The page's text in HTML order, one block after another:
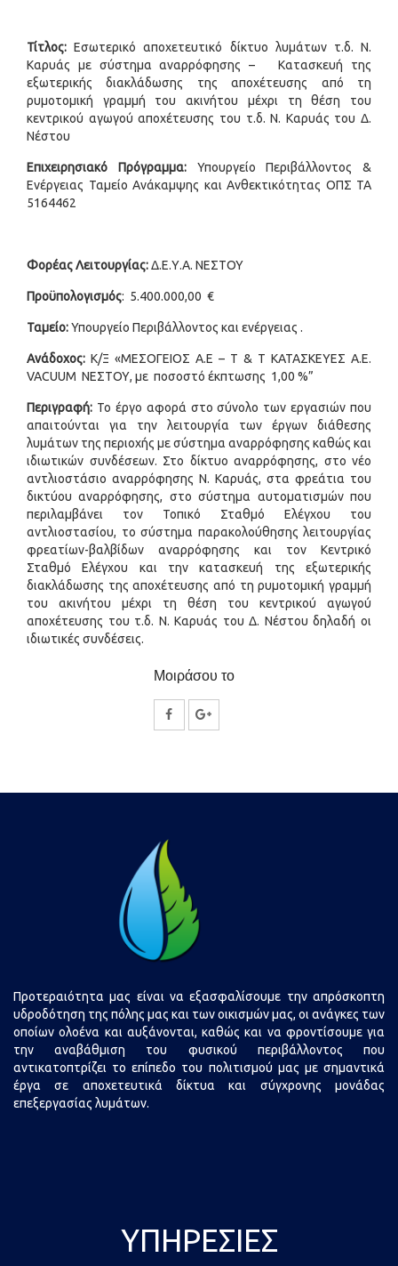
Τίτλος: Εσωτερικό αποχετευτικό δίκτυο λυμάτων τ.δ. Ν.
Καρυάς με σύστημα αναρρόφησης – Κατασκευή της
εξωτερικής διακλάδωσης της αποχέτευσης από τη
ρυμοτομική γραμμή του ακινήτου μέχρι τη θέση του
κεντρικού αγωγού αποχέτευσης του τ.δ. Ν. Καρυάς του Δ.
Νέστου
Επιχειρησιακό Πρόγραμμα:Υπουργείο Περιβάλλοντος &
Ενέργειας Ταμείο Ανάκαμψης και Ανθεκτικότητας ΟΠΣ ΤΑ
5164462
Φορέας Λειτουργίας:Δ.Ε.Υ.Α. ΝΕΣΤΟΥ
Προϋπολογισμός: 5.400.000,00 €
Ταμείο:Υπουργείο Περιβάλλοντος και ενέργειας .
Ανάδοχος: Κ/Ξ «ΜΕΣΟΓΕΙΟΣ Α.Ε – Τ & Τ ΚΑΤΑΣΚΕΥΕΣ Α.Ε.
VACUUM ΝΕΣΤΟΥ, με ποσοστό έκπτωσης 1,00 %”
Περιγραφή: Το έργο αφορά στο σύνολο των εργασιών που
απαιτούνται για την λειτουργία των έργων διάθεσης
λυμάτων της περιοχής με σύστημα αναρρόφησης καθώς και
ιδιωτικών συνδέσεων. Στο δίκτυο αναρρόφησης, στο νέο
αντλιοστάσιο αναρρόφησης Ν. Καρυάς, στα φρεάτια του
δικτύου αναρρόφησης, στο σύστημα αυτοματισμών που
περιλαμβάνει τον Τοπικό Σταθμό Ελέγχου του
αντλιοστασίου, το σύστημα παρακολούθησης λειτουργίας
φρεατίων-βαλβίδων αναρρόφησης και τον Κεντρικό
Σταθμό Ελέγχου και την κατασκευή της εξωτερικής
διακλάδωσης της αποχέτευσης από τη ρυμοτομική γραμμή
του ακινήτου μέχρι τη θέση του κεντρικού αγωγού
αποχέτευσης του τ.δ. Ν. Καρυάς του Δ. Νέστου δηλαδή οι
ιδιωτικές συνδέσεις.
Μοιράσου το
ΚοινοποίησηΚοινοποίηση
Προτεραιότητα μας είναι να εξασφαλίσουμε την απρόσκοπτη
υδροδότηση της πόλης μας και των οικισμών μας, οι ανάγκες των
οποίων ολοένα και αυξάνονται, καθώς και να φροντίσουμε για
την αναβάθμιση του φυσικού περιβάλλοντος που
αντικατοπτρίζει το επίπεδο του πολιτισμού μας με σημαντικά
έργα σε αποχετευτικά δίκτυα και σύγχρονης μονάδας
επεξεργασίας λυμάτων.
ΥΠΗΡΕΣΊΕΣ